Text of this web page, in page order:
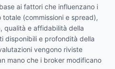
ai fattori che influenzano i
(commissioni e spread),
qualità e affidabilità della
disponibili e profondità della
vengono riviste
mano che i broker modificano